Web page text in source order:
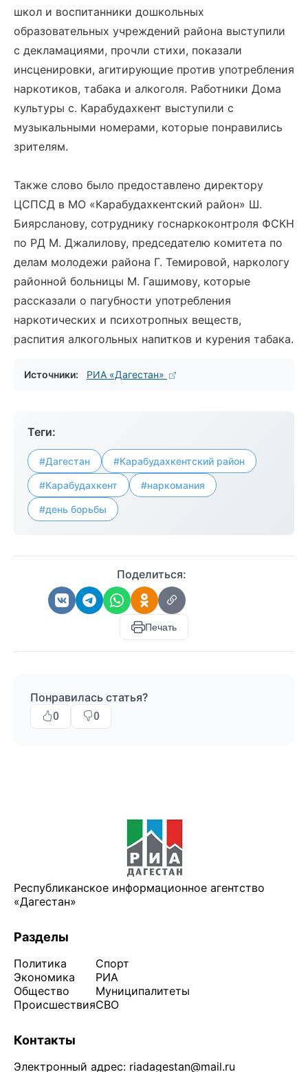
школ и воспитанники дошкольных
образовательных учреждений района выступили
с декламациями, прочли стихи, показали
инсценировки, агитирующие против употребления
наркотиков, табака и алкоголя. Работники Дома
культуры с. Карабудахкент выступили с
музыкальными номерами, которые понравились
зрителям.
Также слово было предоставлено директору
ЦСПСД в МО «Карабудахкентский район» Ш.
Биярсланову, сотруднику госнаркоконтроля ФСКН
по РД М. Джалилову, председателю комитета по
делам молодежи района Г. Темировой, наркологу
районной больницы М. Гашимову, которые
рассказали о пагубности употребления
наркотических и психотропных веществ,
распития алкогольных напитков и курения табака.
Источники: РИА «Дагестан»
Теги:
#Дагестан #Карабудахкентский район
#Карабудахкент #наркомания
#день борьбы
Поделиться:
Печать
Понравилась статья?
0 0
Республиканское информационное агентство
«Дагестан»
Разделы
Политика
Экономика
Общество
Происшествия
Спорт
РИА
Муниципалитеты
СВО
Контакты
Электронный адрес: riadagestan@mail.ru